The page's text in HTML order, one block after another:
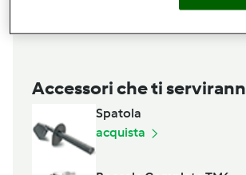
Accessori che ti
Spatola
acquista